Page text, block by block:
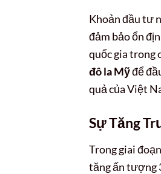
Khoản đầu tư
đảm bảo ổn
quốc gia trong
đô la Mỹđể
quả của Việt
Sự Tăng
Trong giai
tăng ấn tượng